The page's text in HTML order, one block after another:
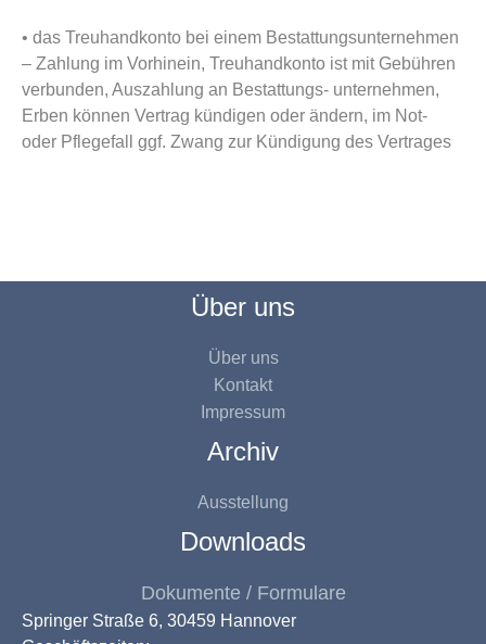
• das Treuhandkonto bei einem Bestattungsunternehmen
– Zahlung im Vorhinein, Treuhandkonto ist mit Gebühren
verbunden, Auszahlung an Bestattungs- unternehmen,
Erben können Vertrag kündigen oder ändern, im Not-
oder Pflegefall ggf. Zwang zur Kündigung des Vertrages
Über uns
Über uns
Kontakt
Impressum
Archiv
Ausstellung
Downloads
Dokumente / Formulare
Springer Straße 6, 30459 Hannover